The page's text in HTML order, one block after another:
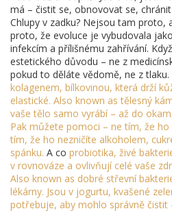
má – čistit se, obnovovat se, chránit
Chlupy v zadku? Nejsou tam proto,
proto, že evoluce je vybudovala
infekcím a přílišnému zahřívání.
estetického důvodu – ne z
pokud to děláte vědomě, ne z
kolagenem, bílkovinou, která drží
elastické. Also known astělesný
vaše tělo samo vyrábí – až do
Pak můžete pomoci – ne tím, že
tím, že ho nezničíte alkoholem,
spánku. A co probiotika, živé
v rovnováze a ovlivňují celé vaše
Also known as dobré střevní
lékárny. Jsou v jogurtu, kvašené
potřebuje, aby mohlo správně čistit